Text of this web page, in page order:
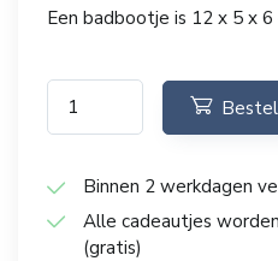
Een badbootje is 12 x 5 x
Bestel
Binnen 2 werkdagen
Alle cadeautjes
(gratis)